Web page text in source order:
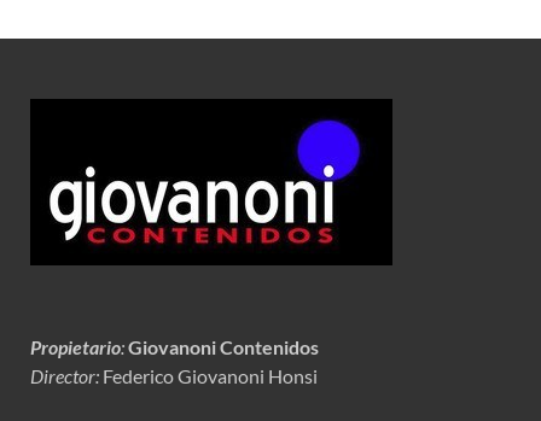
Propietario:Giovanoni Contenidos
Director: Federico Giovanoni Honsi